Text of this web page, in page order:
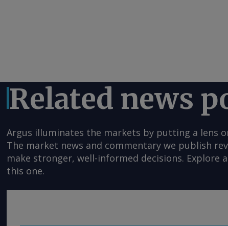
Related news
Argus illuminates the markets by putting a lens
The market news and commentary we publish
make stronger, well-informed decisions. Explore
this one.